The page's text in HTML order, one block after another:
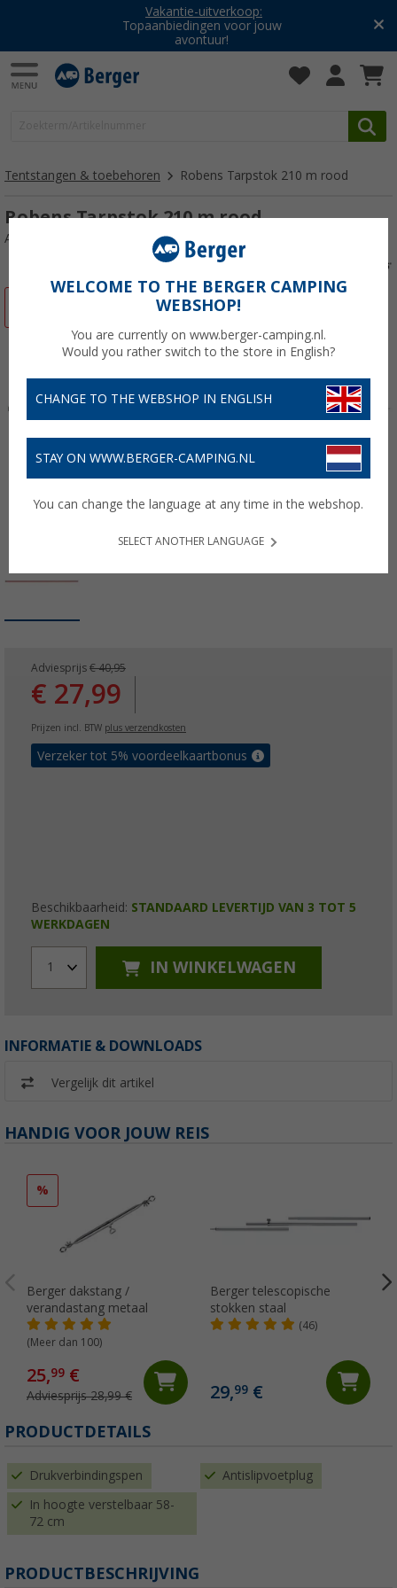
Vakantie-uitverkoop:
Topaanbiedingen voor jouw
avontuur!
Tentstangen & toebehoren Robens Tarpstok 210 m rood
Robens Tarpstok 210 m rood
Artikelnr: 795914
Adviesprijs € 40,95
€ 27,99
Prijzen incl. BTW plus verzendkosten
Verzeker tot 5% voordeelkaartbonus
Beschikbaarheid: STANDAARD LEVERTIJD VAN 3 TOT 5
WERKDAGEN
1 IN WINKELWAGEN
INFORMATIE & DOWNLOADS
Vergelijk dit artikel
HANDIG VOOR JOUW REIS
%
Berger dakstang /
verandastang metaal
(Meer dan 100)
25,99 €
Adviesprijs 28,99 €
Berger telescopische
stokken staal
(46)
29,99€
PRODUCTDETAILS
Drukverbindingspen Antislipvoetplug
In hoogte verstelbaar 58-
72 cm
PRODUCTBESCHRIJVING
WELCOME TO THE BERGER CAMPING
WEBSHOP!
You are currently on www.berger-camping.nl.
Would you rather switch to the store in English?
CHANGE TO THE WEBSHOP IN ENGLISH
STAY ON WWW.BERGER-CAMPING.NL
You can change the language at any time in the webshop.
SELECT ANOTHER LANGUAGE